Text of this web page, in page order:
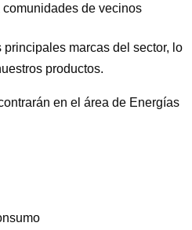
de vecinos
principales marcas del sector, lo
productos.
en el área de Energías